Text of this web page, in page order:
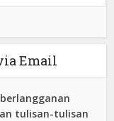
Email
tulisan-tulisan